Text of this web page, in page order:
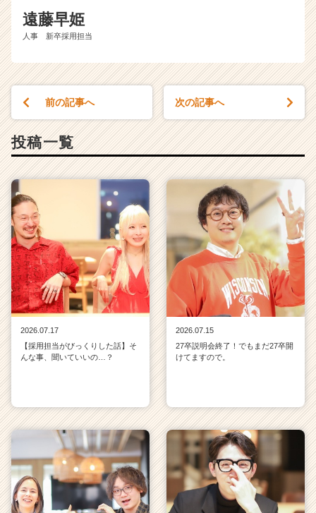
遠藤早姫
人事 新卒採用担当
前の記事へ 次の記事へ
投稿一覧
2026.07.17
【採用担当がびっくりした話】そ
んな事、聞いていいの…？
2026.07.15
27卒説明会終了！でもまだ27卒開
けてますので。